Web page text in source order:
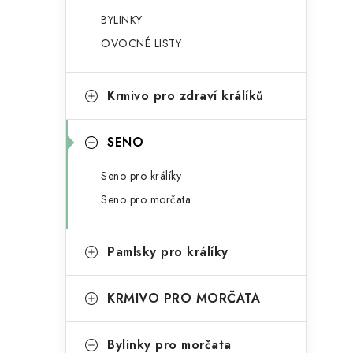
n
í
n
e
e
BYLINKY
OVOCNÉ LISTY
Krmivo pro zdraví králíků
SENO
Seno pro králíky
Seno pro morčata
Pamlsky pro králíky
KRMIVO PRO MORČATA
Bylinky pro morčata